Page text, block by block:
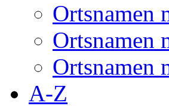
Ortsnamen
Ortsnamen
Ortsnamen
A-Z